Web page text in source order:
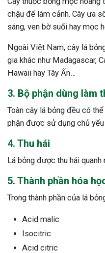
Sau Sinh Có Tự Khỏi
Thông Tin Cần Biết
phổ biến, khiến đôi bàn tay,
của chị em trở nên khô...
chậu để làm cảnh. Cây ưa
sáng, ven bờ suối hay mọc
Ngoài Việt Nam, cây lá
gia khác như Madagascar,
Hawaii hay Tây Ấn…
3. Bộ phận dùng làm
Toàn cây lá bỏng đều có
phận được sử dụng chủ yếu
4. Thu hái
Lá bỏng được thu hái
5. Thành phần hóa
Trong thành phần của lá
Acid malic
Isocitric
Acid citric